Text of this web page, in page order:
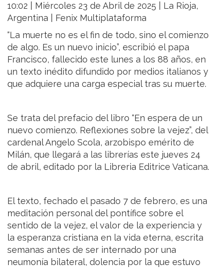
10:02 | Miércoles 23 de Abril de 2025 | La Rioja,
Argentina | Fenix Multiplataforma
“La muerte no es el fin de todo, sino el comienzo
de algo. Es un nuevo inicio”, escribió el papa
Francisco, fallecido este lunes a los 88 años, en
un texto inédito difundido por medios italianos y
que adquiere una carga especial tras su muerte.
Se trata del prefacio del libro “En espera de un
nuevo comienzo. Reflexiones sobre la vejez”, del
cardenal Angelo Scola, arzobispo emérito de
Milán, que llegará a las librerías este jueves 24
de abril, editado por la Libreria Editrice Vaticana.
El texto, fechado el pasado 7 de febrero, es una
meditación personal del pontífice sobre el
sentido de la vejez, el valor de la experiencia y
la esperanza cristiana en la vida eterna, escrita
semanas antes de ser internado por una
neumonía bilateral, dolencia por la que estuvo